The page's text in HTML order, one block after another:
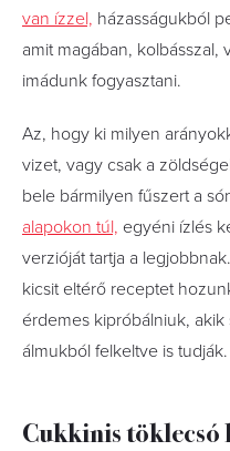
van ízzel, házasságukból
amit magában, kolbásszal,
imádunk fogyasztani.
Az, hogy ki milyen
vizet, vagy csak a
bele bármilyen fűszert a
alapokon túl, egyéni ízlés
verzióját tartja a
kicsit eltérő receptet
érdemes kipróbálniuk,
álmukból felkeltve is tudják.
Cukkinis töklecsó